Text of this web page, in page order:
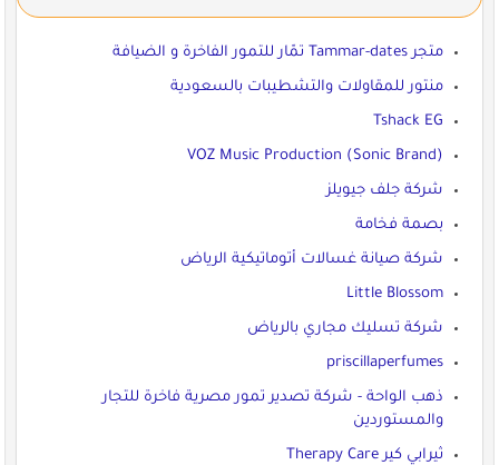
متجر Tammar-dates تمّار للتمور الفاخرة و الضيافة
منتور للمقاولات والتشطيبات بالسعودية
Tshack EG
VOZ Music Production (Sonic Brand)
شركة جلف جيويلز
بصمة فخامة
شركة صيانة غسالات أتوماتيكية الرياض
Little Blossom
شركة تسليك مجاري بالرياض
priscillaperfumes
ذهب الواحة - شركة تصدير تمور مصرية فاخرة للتجار
والمستوردين
ثيرابي كير Therapy Care